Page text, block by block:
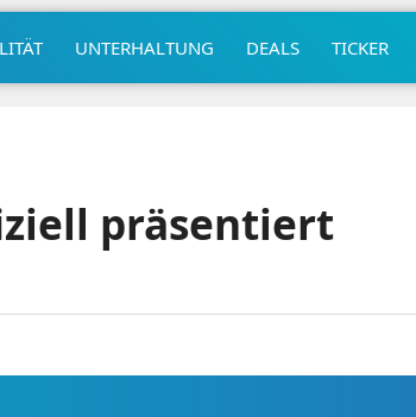
UNTERHALTUNG DEALS TICKER
präsentiert